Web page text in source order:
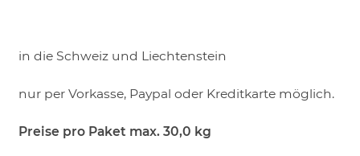
in die Schweiz und Liechtenstein
nur per Vorkasse, Paypal oder Kreditkarte möglich.
Preise pro Paket max. 30,0 kg